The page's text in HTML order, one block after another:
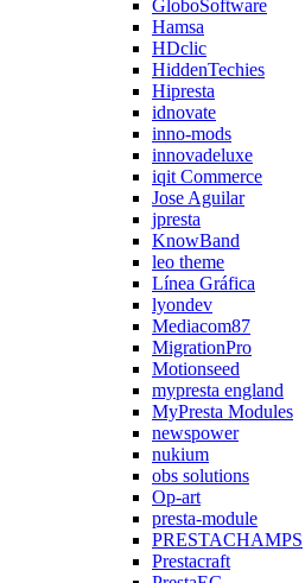
GloboSoftware
Hamsa
HDclic
HiddenTechies
Hipresta
idnovate
inno-mods
innovadeluxe
iqit Commerce
Jose Aguilar
jpresta
KnowBand
leo theme
Línea Gráfica
lyondev
Mediacom87
MigrationPro
Motionseed
mypresta england
MyPresta Modules
newspower
nukium
obs solutions
Op-art
presta-module
PRESTACHAMPS
Prestacraft